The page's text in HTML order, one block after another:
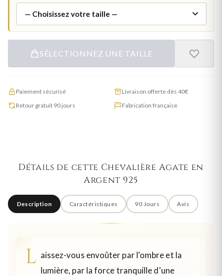
SÉLECTIONNEZ UNE TAILLE
Paiement sécurisé
Livraison offerte dès 40€
Retour gratuit 90 jours
Fabrication française
Détails de cette Chevalière Agate en
Argent 925
Description Caractéristiques 90 Jours Avis
L aissez-vous envoûter par l'ombre et la
lumière, par la force tranquille d'une